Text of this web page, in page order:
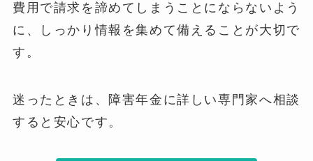
費用で請求を諦めてしまうことにならないよう
に、しっかり情報を集めて備えることが大切で
す。
迷ったときは、障害年金に詳しい専門家へ相談
すると安心です。